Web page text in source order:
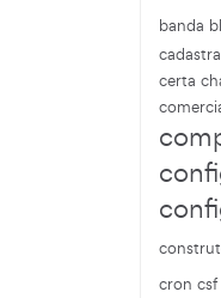
banda
certa
cron csf